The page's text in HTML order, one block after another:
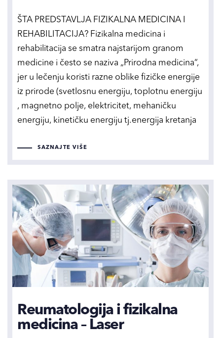
ŠTA PREDSTAVLJA FIZIKALNA MEDICINA I
REHABILITACIJA? Fizikalna medicina i
rehabilitacija se smatra najstarijom granom
medicine i često se naziva „Prirodna medicina“,
jer u lečenju koristi razne oblike fizičke energije
iz prirode (svetlosnu energiju, toplotnu energiju
, magnetno polje, elektricitet, mehaničku
energiju, kinetičku energiju tj.energija kretanja
SAZNAJTE VIŠE
Reumatologija i fizikalna
medicina – Laser